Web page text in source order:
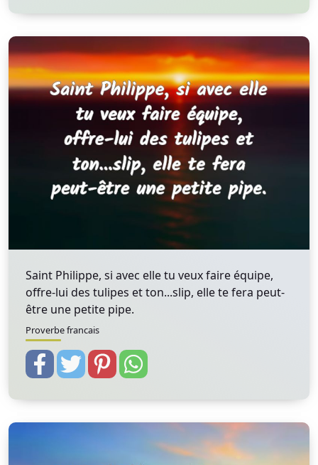
Saint Philippe, si avec elle tu veux faire équipe,
offre-lui des tulipes et ton...slip, elle te fera peut-
être une petite pipe.
Proverbe francais